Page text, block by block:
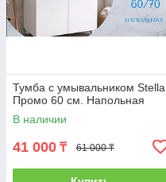
Тумба с умывальником Stella
Промо 60 см. Напольная
В наличии
41 000 ₸ 61 000 ₸